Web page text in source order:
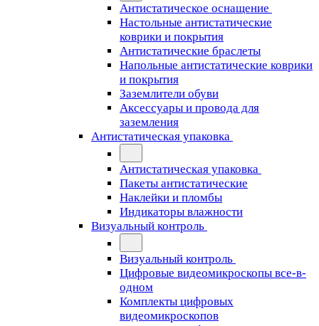
Антистатическое оснащение
Настольные антистатические
коврики и покрытия
Антистатические браслеты
Напольные антистатические коврики
и покрытия
Заземлители обуви
Аксессуары и провода для
заземления
Антистатическая упаковка
Антистатическая упаковка
Пакеты антистатические
Наклейки и пломбы
Индикаторы влажности
Визуальный контроль
Визуальный контроль
Цифровые видеомикроскопы все-в-
одном
Комплекты цифровых
видеомикроскопов